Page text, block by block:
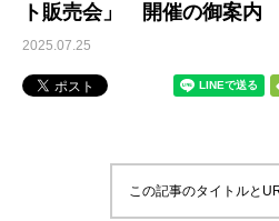
ト販売会」 開催の御案内
2025.07.25
この記事のタイトルと